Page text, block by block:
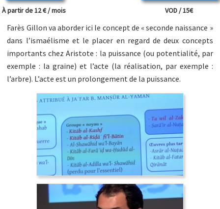
À partir de 12 € / mois VOD / 15€
Farès Gillon va aborder ici le concept de « seconde naissance »
dans l’ismaélisme et le placer en regard de deux concepts
importants chez Aristote : la puissance (ou potentialité, par
exemple : la graine) et l’acte (la réalisation, par exemple :
l’arbre). L’acte est un prolongement de la puissance.